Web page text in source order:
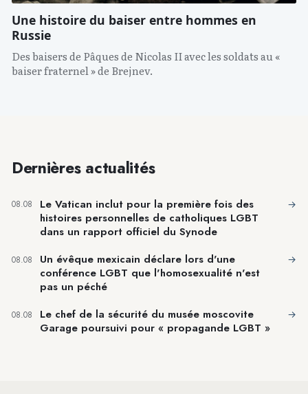
Une histoire du baiser entre hommes en
Russie
Des baisers de Pâques de Nicolas II avec les soldats au «
baiser fraternel » de Brejnev.
Dernières actualités
08.08
Le Vatican inclut pour la première fois des
histoires personnelles de catholiques LGBT
dans un rapport officiel du Synode
→
08.08
Un évêque mexicain déclare lors d'une
conférence LGBT que l'homosexualité n'est
pas un péché
→
08.08
Le chef de la sécurité du musée moscovite
Garage poursuivi pour « propagande LGBT »
→